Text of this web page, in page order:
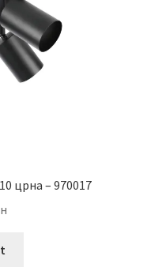
црна – 970017